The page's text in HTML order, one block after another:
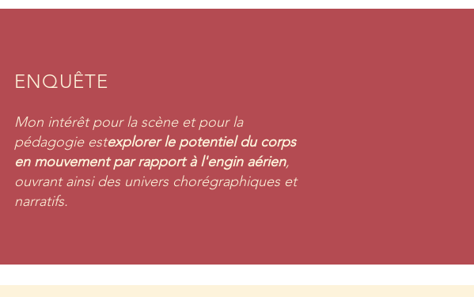
ENQUÊTE
Mon intérêt pour la scène et pour la
pédagogie estexplorer le potentiel du corps
en mouvement par rapport à l'engin aérien,
ouvrant ainsi des univers chorégraphiques et
narratifs.